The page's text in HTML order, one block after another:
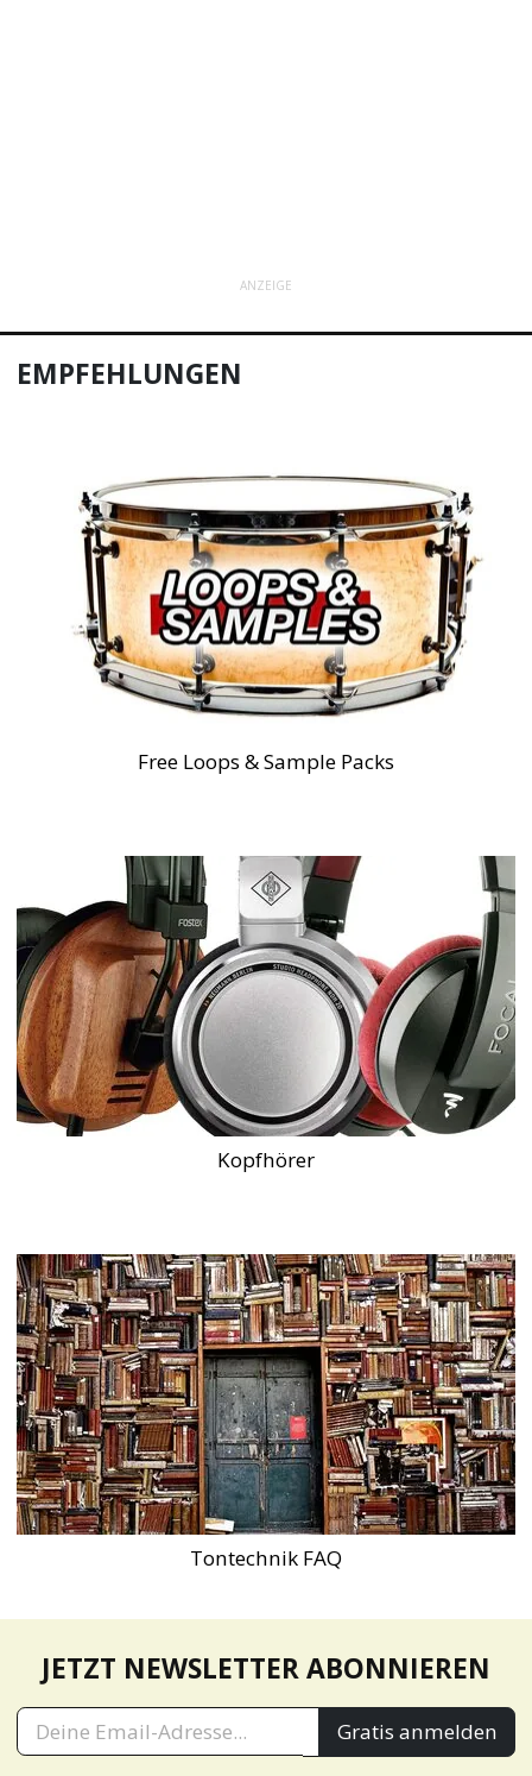
ANZEIGE
EMPFEHLUNGEN
Free Loops & Sample Packs
Kopfhörer
Tontechnik FAQ
JETZT NEWSLETTER ABONNIEREN
Gratis anmelden